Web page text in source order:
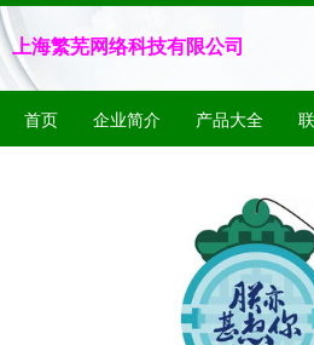
上海繁芜网络科技有限公司
首页 企业简介 产品大全